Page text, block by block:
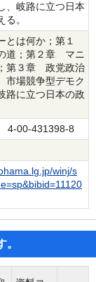
、岐路に立つ日本
。
は何か；第１
道；第２章 マニ
第３章 政党政治
場競争型デモク
に立つ日本の政
00-431398-8
winj/s